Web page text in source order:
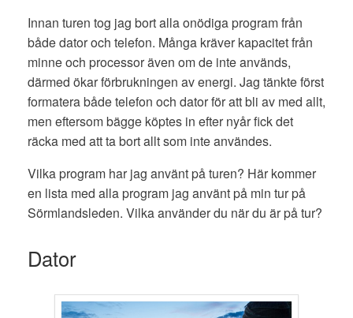
Innan turen tog jag bort alla onödiga program från
både dator och telefon. Många kräver kapacitet från
minne och processor även om de inte används,
därmed ökar förbrukningen av energi. Jag tänkte först
formatera både telefon och dator för att bli av med allt,
men eftersom bägge köptes in efter nyår fick det
räcka med att ta bort allt som inte användes.
Vilka program har jag använt på turen? Här kommer
en lista med alla program jag använt på min tur på
Sörmlandsleden. Vilka använder du när du är på tur?
Dator